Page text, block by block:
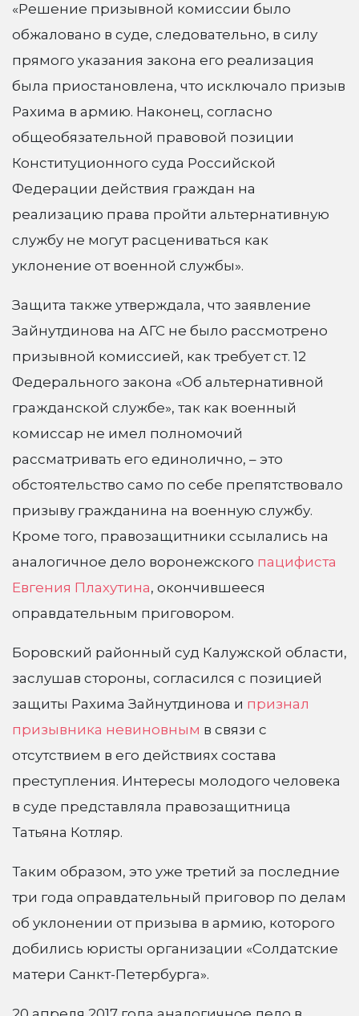
«Решение призывной комиссии было
обжаловано в суде, следовательно, в силу
прямого указания закона его реализация
была приостановлена, что исключало призыв
Рахима в армию. Наконец, согласно
общеобязательной правовой позиции
Конституционного суда Российской
Федерации действия граждан на
реализацию права пройти альтернативную
службу не могут расцениваться как
уклонение от военной службы».
Защита также утверждала, что заявление
Зайнутдинова на АГС не было рассмотрено
призывной комиссией, как требует ст. 12
Федерального закона «Об альтернативной
гражданской службе», так как военный
комиссар не имел полномочий
рассматривать его единолично, – это
обстоятельство само по себе препятствовало
призыву гражданина на военную службу.
Кроме того, правозащитники ссылались на
аналогичное дело воронежского пацифиста
Евгения Плахутина, окончившееся
оправдательным приговором.
Боровский районный суд Калужской области,
заслушав стороны, согласился с позицией
защиты Рахима Зайнутдинова и признал
призывника невиновным в связи с
отсутствием в его действиях состава
преступления. Интересы молодого человека
в суде представляла правозащитница
Татьяна Котляр.
Таким образом, это уже третий за последние
три года оправдательный приговор по делам
об уклонении от призыва в армию, которого
добились юристы организации «Солдатские
матери Санкт-Петербурга».